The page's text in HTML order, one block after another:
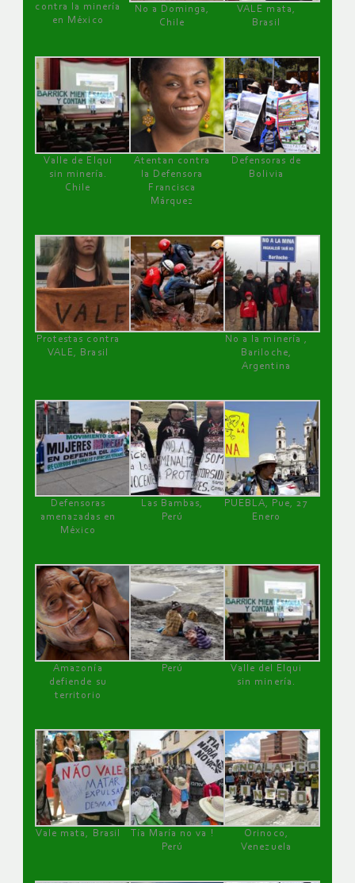
contra la minería
en México
No a Dominga,
Chile
VALE mata,
Brasil
Valle de Elqui
sin minería.
Chile
Atentan contra
la Defensora
Francisca
Márquez
Defensoras de
Bolivia
Protestas contra
VALE, Brasil
No a la minería ,
Bariloche,
Argentina
Defensoras
amenazadas en
México
Las Bambas,
Perú
PUEBLA, Pue, 27
Enero
Amazonía
defiende su
territorio
Perú
Valle del Elqui
sin minería.
Vale mata, Brasil
Tía María no va !
Perú
Orinoco,
Venezuela